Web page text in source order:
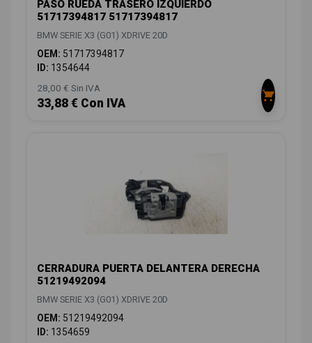
PASO RUEDA TRASERO IZQUIERDO
51717394817 51717394817
BMW SERIE X3 (G01) XDRIVE 20D
OEM: 51717394817
ID: 1354644
28,00 € Sin IVA
33,88 € Con IVA
CERRADURA PUERTA DELANTERA DERECHA
51219492094
BMW SERIE X3 (G01) XDRIVE 20D
OEM: 51219492094
ID: 1354659